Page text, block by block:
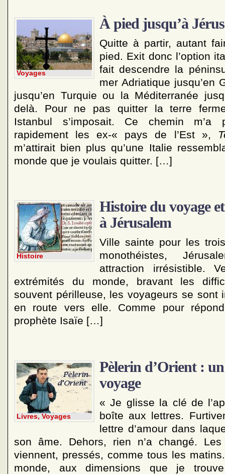
Voyages
À pied jusqu’à
Quitte à partir, autant
pied. Exit donc l’option
fait descendre la
mer Adriatique jusqu’en
jusqu’en Turquie ou la Méditerranée
delà. Pour ne pas quitter la terre
Istanbul s’imposait. Ce chemin m’a
rapidement les ex-« pays de l’Est »,
m’attirait bien plus qu’une Italie
monde que je voulais quitter. […]
Histoire
Histoire du voyage
à Jérusalem
Ville sainte pour les
monothéistes,
attraction irrésistible.
extrémités du monde, bravant les
souvent périlleuse, les voyageurs se sont
en route vers elle. Comme pour
prophète Isaïe […]
Livres, Voyages
Pèlerin d’Orient :
voyage
« Je glisse la clé de
boîte aux lettres.
lettre d’amour dans
son âme. Dehors, rien n’a changé.
viennent, pressés, comme tous les
monde, aux dimensions que je trouve